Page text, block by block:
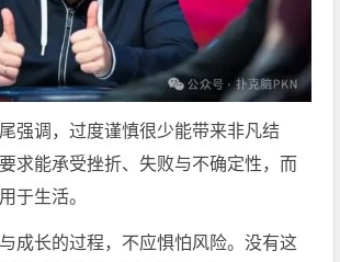
强调，过度谨慎很少能带来非凡结
求能承受挫折、失败与不确定性，而
于生活。
成长的过程，不应惧怕风险。没有这